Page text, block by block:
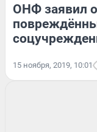
ОНФ заявил
15 ноября, 2019, 10:01